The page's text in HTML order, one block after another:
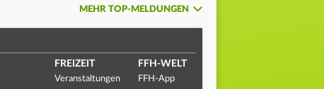
MEHR TOP-MELDUNGEN
FREIZEIT
Veranstaltungen
FFH-WELT
FFH-App